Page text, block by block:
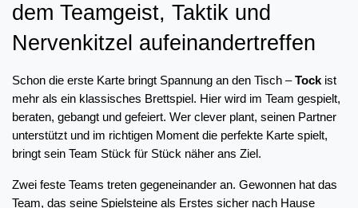
dem Teamgeist, Taktik und
Nervenkitzel aufeinandertreffen
Schon die erste Karte bringt Spannung an den Tisch – Tock ist
mehr als ein klassisches Brettspiel. Hier wird im Team gespielt,
beraten, gebangt und gefeiert. Wer clever plant, seinen Partner
unterstützt und im richtigen Moment die perfekte Karte spielt,
bringt sein Team Stück für Stück näher ans Ziel.
Zwei feste Teams treten gegeneinander an. Gewonnen hat das
Team, das seine Spielsteine als Erstes sicher nach Hause